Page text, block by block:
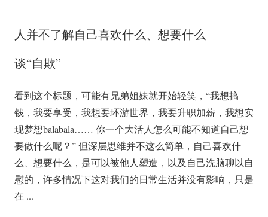
人并不了解自己喜欢什么、想要什么 ——
谈“自欺”
看到这个标题，可能有兄弟姐妹就开始轻笑，“我想搞
钱，我要享受，我想要环游世界，我要升职加薪，我想实
现梦想balabala…… 你一个大活人怎么可能不知道自己想
要做什么呢？” 但深层思维并不这么简单，自己喜欢什
么、想要什么，是可以被他人塑造，以及自己洗脑聊以自
慰的，许多情况下这对我们的日常生活并没有影响，只是
在 ...